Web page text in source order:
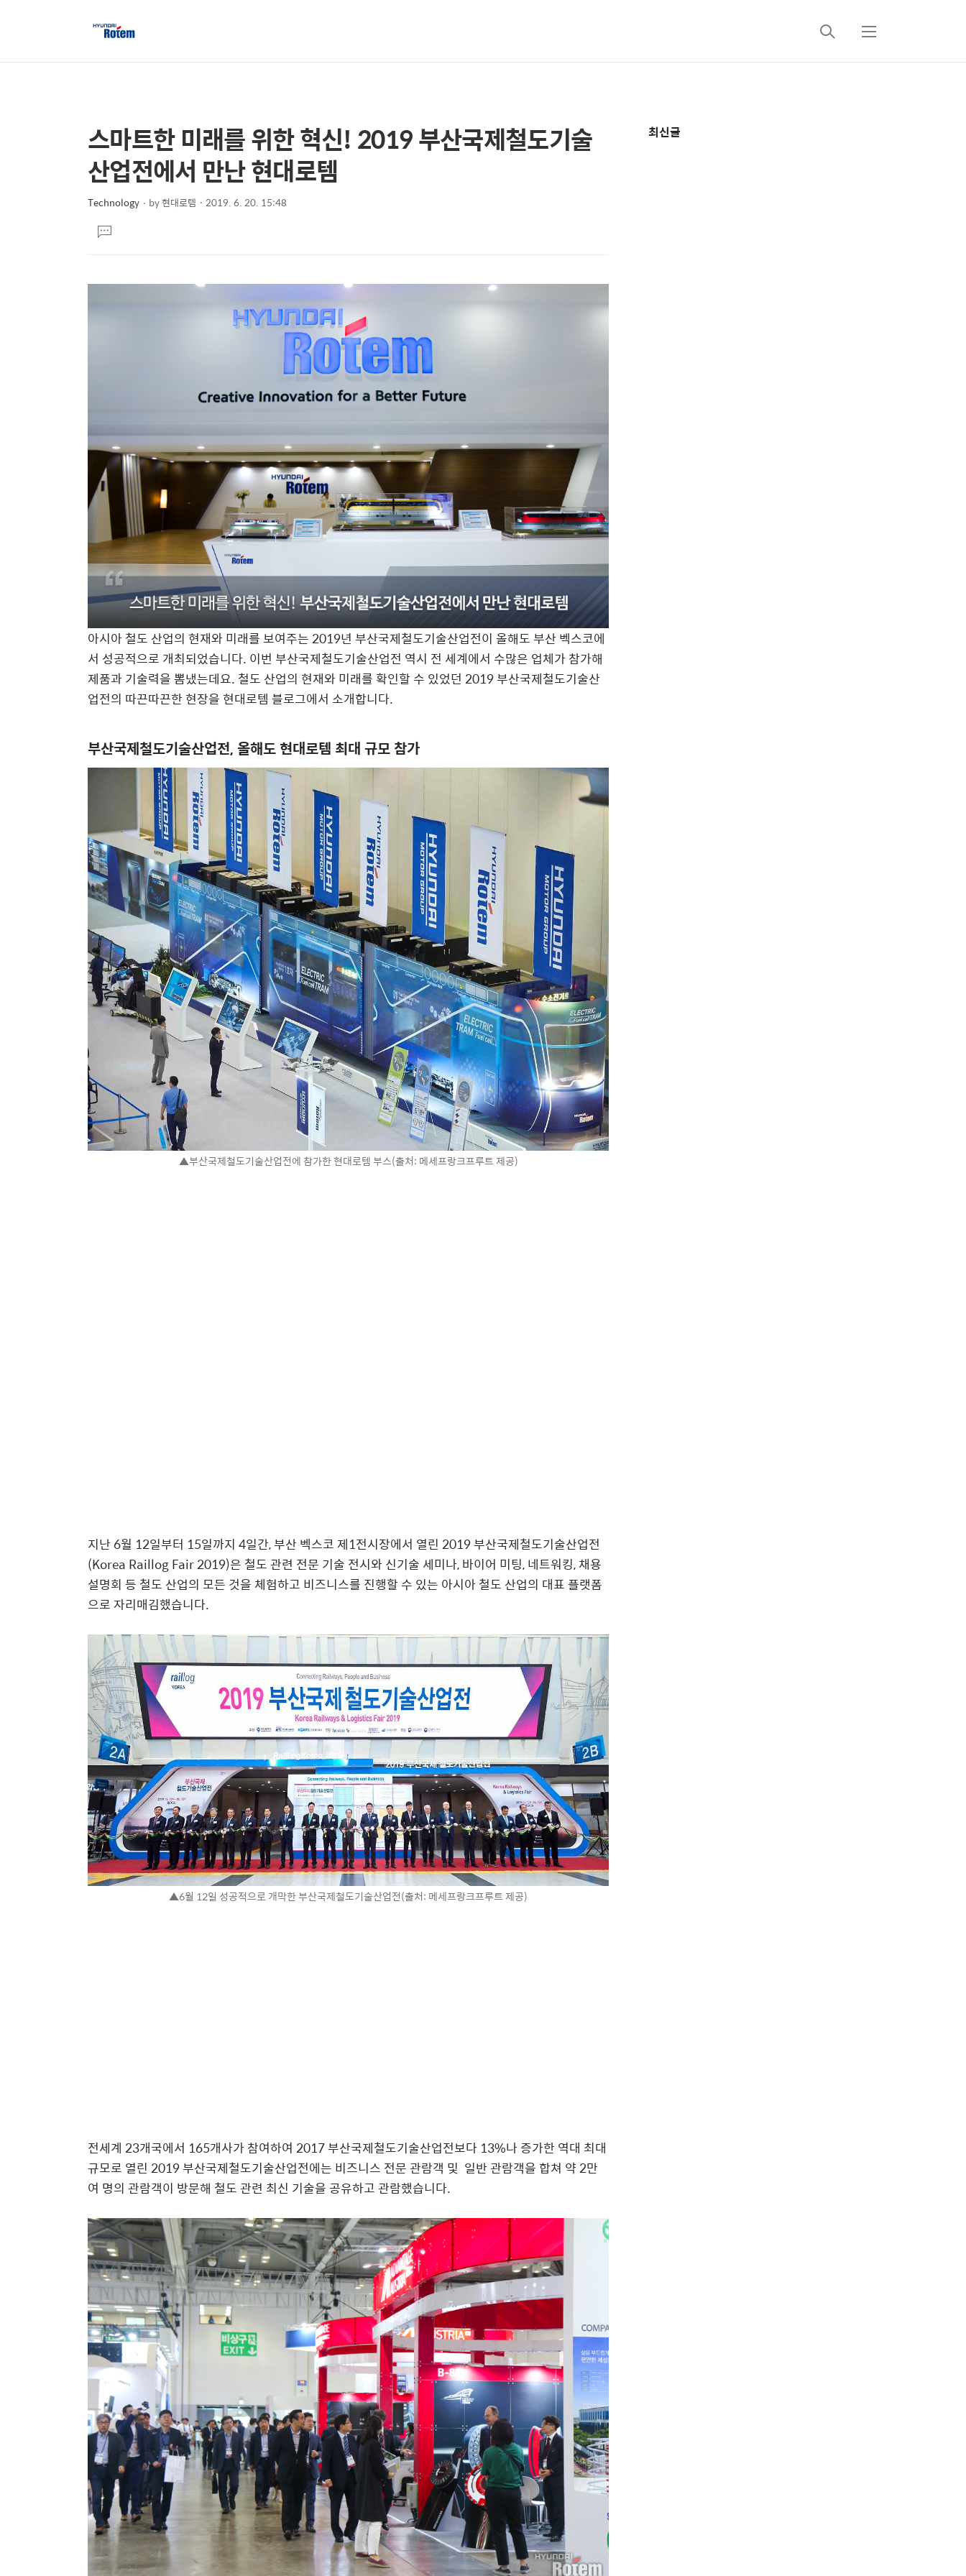
검
메
상
세
컨
텐
본
문
제
목
스마트한 미래를 위한 혁신! 2019 부산국제철도기술
산업전에서 만난 현대로템
Technology by현대로템 2019. 6. 20. 15:48
문댓
글
아시아 철도 산업의 현재와 미래를 보여주는 2019년 부산국제철도기술산업전이 올해도 부산 벡스코에
서 성공적으로 개최되었습니다. 이번 부산국제철도기술산업전 역시 전 세계에서 수많은 업체가 참가해
제품과 기술력을 뽐냈는데요. 철도 산업의 현재와 미래를 확인할 수 있었던 2019 부산국제철도기술산
업전의 따끈따끈한 현장을 현대로템 블로그에서 소개합니다.
부산국제철도기술산업전, 올해도 현대로템 최대 규모 참가
▲부산국제철도기술산업전에 참가한 현대로템 부스(출처: 메세프랑크프루트 제공)
지난 6월 12일부터 15일까지 4일간, 부산 벡스코 제1전시장에서 열린 2019 부산국제철도기술산업전
(Korea Raillog Fair 2019)은 철도 관련 전문 기술 전시와 신기술 세미나, 바이어 미팅, 네트워킹, 채용
설명회 등 철도 산업의 모든 것을 체험하고 비즈니스를 진행할 수 있는 아시아 철도 산업의 대표 플랫폼
으로 자리매김했습니다.
▲6월 12일 성공적으로 개막한 부산국제철도기술산업전(출처: 메세프랑크프루트 제공)
전세계 23개국에서 165개사가 참여하여 2017 부산국제철도기술산업전보다 13%나 증가한 역대 최대
규모로 열린 2019 부산국제철도기술산업전에는 비즈니스 전문 관람객 및 일반 관람객을 합쳐 약 2만
여 명의 관람객이 방문해 철도 관련 최신 기술을 공유하고 관람했습니다.
추
최신글